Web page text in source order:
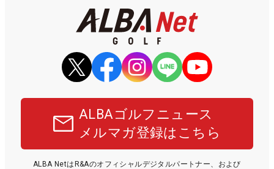
ALBAゴルフニュース
メルマガ登録はこちら
ALBA NetはR&Aのオフィシャルデジタルパートナー、および